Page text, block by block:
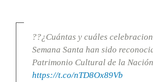
??¿Cuántas y cuáles
Semana Santa han sido
Patrimonio Cultural de la
https://t.co/nTD8Ox89Vb